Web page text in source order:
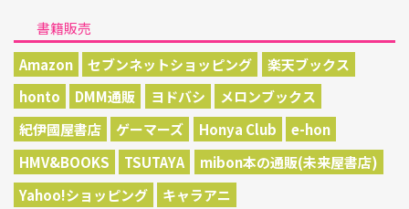
書籍販売
Amazon
セブンネットショッピング
楽天ブックス
honto
DMM通販 ヨドバシ
メロンブックス
紀伊國屋書店
ゲーマーズ Honya Club
e-hon
HMV&BOOKS
TSUTAYA
mibon本の通販(未来屋書店)
Yahoo!ショッピング
キャラアニ